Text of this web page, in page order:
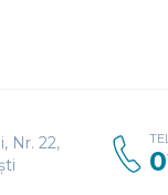
Nr. 22,